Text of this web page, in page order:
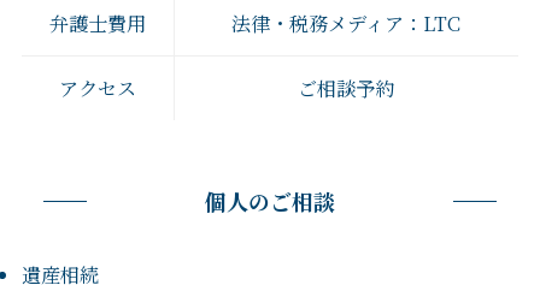
弁護士費用 法律・税務メディア：LTC
アクセス ご相談予約
個人のご相談
遺産相続